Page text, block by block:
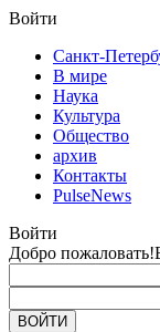
Войти
Санкт-
В мире
Наука
Культура
Общество
архив
Контакты
PulseNews
Войти
Добро пожаловать!